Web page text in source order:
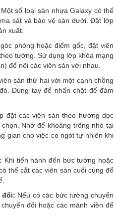
Một số loại sàn nhựa Galaxy có thể
sát và bảo vệ sàn dưới. Đặt lớp
xuất.
phòng hoặc điểm gốc, đặt viên
tường. Sử dụng lớp khóa mạng
để nối các viên sàn với nhau.
sàn thứ hai với một cạnh chồng
Dùng tay để nhấn chặt để đảm
đặt các viên sàn theo hướng dọc
Nhớ để khoảng trống nhỏ tại
gian cho việc co ngót tự nhiên khi
Khi tiến hành đến bức tường hoặc
thể cắt các viên sàn cuối cùng để
đổi: Nếu có các bức tường chuyển
đổi hoặc các mảnh viền để